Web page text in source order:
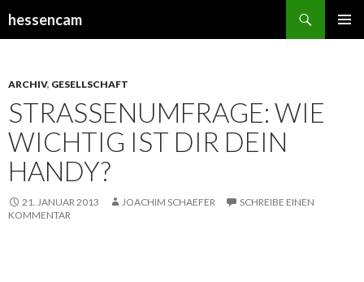
hessencam
ARCHIV, GESELLSCHAFT
STRASSENUMFRAGE: WIE W
ICHTIG IST DIR DEIN H
ANDY?
21. JANUAR 2013 JOACHIM SCHAEFER
SCHREIBE EINEN
KOMMENTAR